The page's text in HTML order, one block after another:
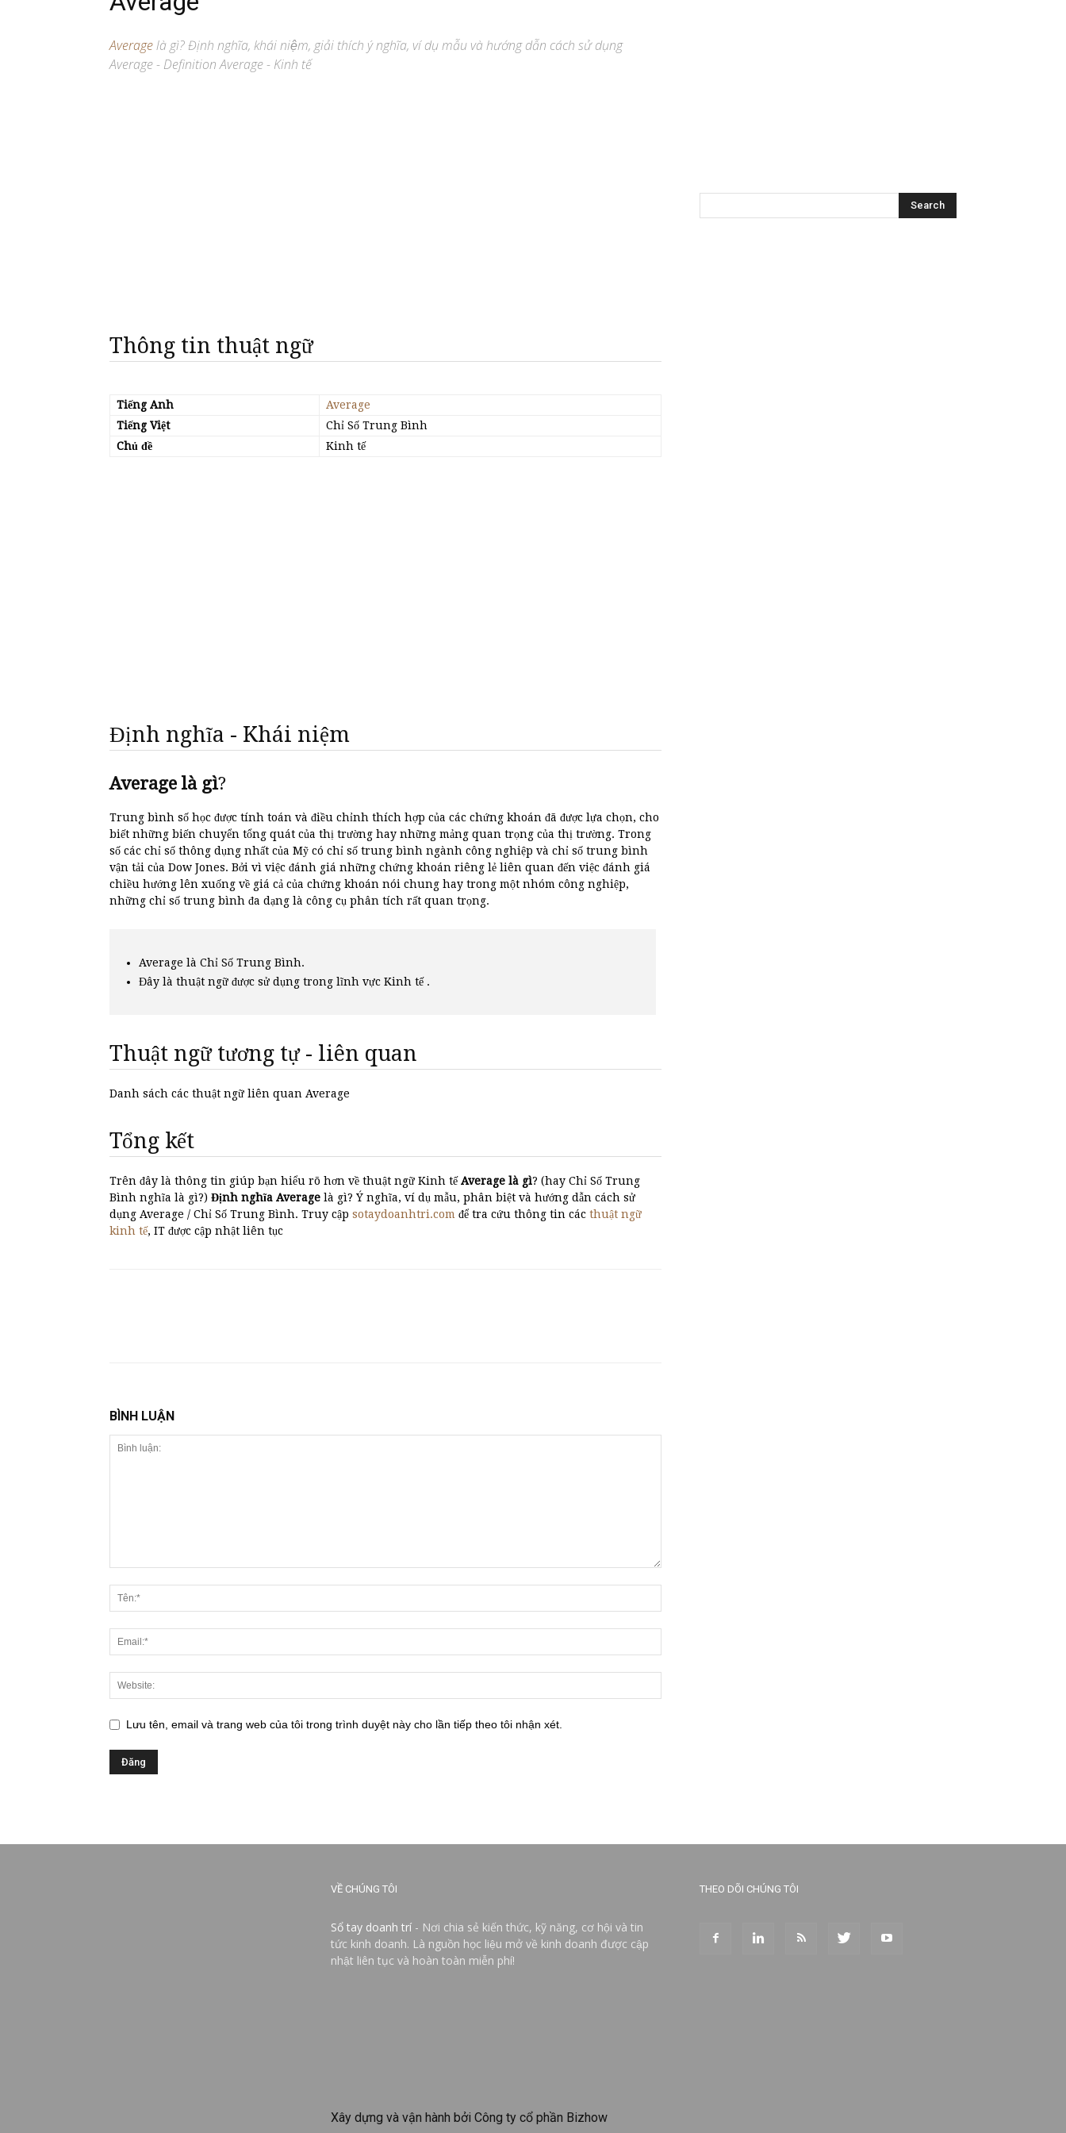
Averagelà gì? Định nghĩa, khái niệm, giải thích ý nghĩa, ví dụ mẫu và hướng dẫn cách sử dụng
Average - Definition Average - Kinh tế
Thông tin thuật ngữ
Tiếng Anh
Average
Tiếng Việt
Chỉ Số Trung Bình
Chủ đề
Kinh tế
Định nghĩa - Khái niệm
Average là gì?
Trung bình số học được tính toán và điều chỉnh thích hợp của các chứng khoán đã được lựa chọn, cho
biết những biến chuyển tổng quát của thị trường hay những mảng quan trọng của thị trường. Trong
số các chỉ số thông dụng nhất của Mỹ có chỉ số trung bình ngành công nghiệp và chỉ số trung bình
vận tải của Dow Jones. Bởi vì việc đánh giá những chứng khoán riêng lẻ liên quan đến việc đánh giá
chiều hướng lên xuống về giá cả của chứng khoán nói chung hay trong một nhóm công nghiệp,
những chỉ số trung bình đa dạng là công cụ phân tích rất quan trọng.
Average là Chỉ Số Trung Bình.
Đây là thuật ngữ được sử dụng trong lĩnh vực Kinh tế .
Thuật ngữ tương tự - liên quan
Danh sách các thuật ngữ liên quan Average
Tổng kết
Trên đây là thông tin giúp bạn hiểu rõ hơn về thuật ngữ Kinh tếAverage là gì? (hay Chỉ Số Trung
Bình nghĩa là gì?) Định nghĩa Average là gì? Ý nghĩa, ví dụ mẫu, phân biệt và hướng dẫn cách sử
dụng Average / Chỉ Số Trung Bình. Truy cập sotaydoanhtri.com để tra cứu thông tin các thuật ngữ
kinh tế, IT được cập nhật liên tục
BÌNH LUẬN
Lưu tên, email và trang web của tôi trong trình duyệt này cho lần tiếp theo tôi nhận xét.
VỀ CHÚNG TÔI
Sổ tay doanh trí - Nơi chia sẻ kiến thức, kỹ năng, cơ hội và tin
tức kinh doanh. Là nguồn học liệu mở về kinh doanh được cập
nhật liên tục và hoàn toàn miễn phí!
Xây dựng và vận hành bởi Công ty cổ phần Bizhow
THEO DÕI CHÚNG TÔI